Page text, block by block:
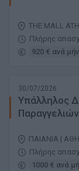
THE MALL
Πλήρης
920 € ανά
30/07/2026
Υπάλληλος
Παραγγελιών
ΠΑΙΑΝΙΑ |
Πλήρης
1000 € ανά